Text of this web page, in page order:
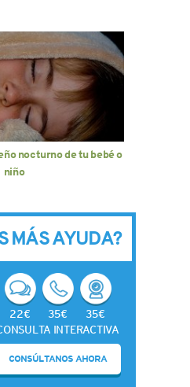
nocturno de tu bebé o
niño
MÁS AYUDA?
22€ 35€
35€
INTERACTIVA
CONSÚLTANOS AHORA